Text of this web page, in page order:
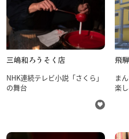
三嶋和ろうそく店
NHK連続テレビ小説「さくら」
の舞台
飛
ま
楽